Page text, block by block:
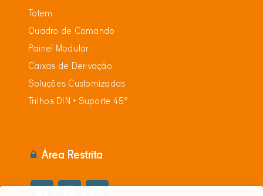
Totem
Quadro de Comando
Painel Modular
Caixas de Derivação
Soluções Customizadas
Trilhos DIN + Suporte 45°
Área Restrita